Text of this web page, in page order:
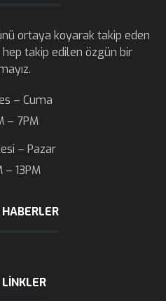
ortaya koyarak takip eden
takip edilen özgün bir
– Cuma
– 7PM
– Pazar
– 13PM